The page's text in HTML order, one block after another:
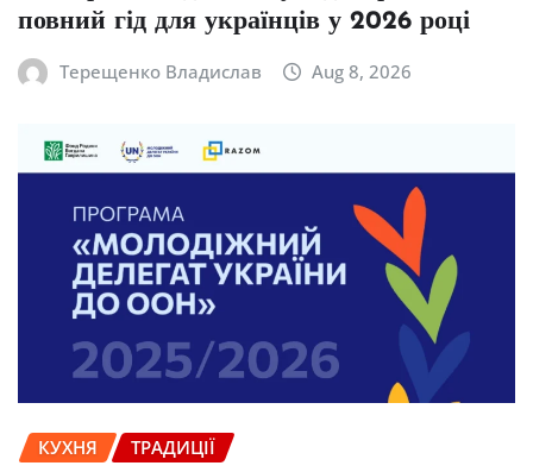
повний гід для українців у 2026 році
Терещенко Владислав Aug 8, 2026
КУХНЯ ТРАДИЦІЇ